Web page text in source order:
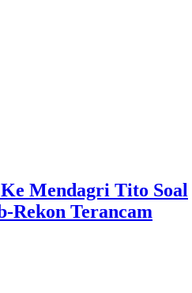
Mendagri Tito Soal
Rekon Terancam